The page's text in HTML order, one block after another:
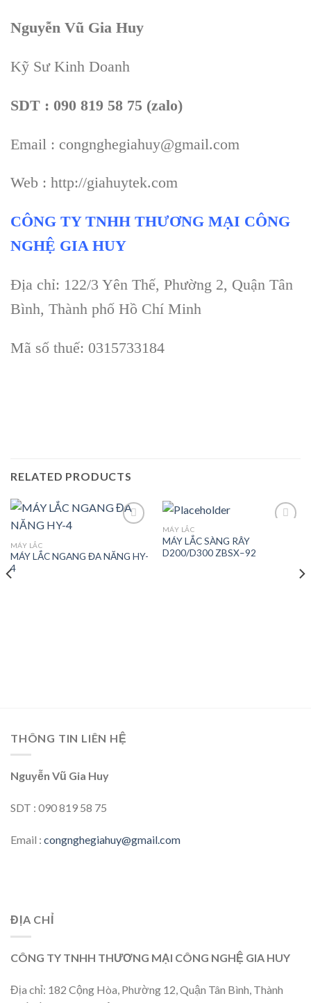
Nguyễn Vũ Gia Huy
Kỹ Sư Kinh Doanh
SDT : 090 819 58 75 (zalo)
Email : congnghegiahuy@gmail.com
Web : http://giahuytek.com
CÔNG TY TNHH THƯƠNG MẠI CÔNG
NGHỆ GIA HUY
Địa chỉ: 122/3 Yên Thế, Phường 2, Quận Tân
Bình, Thành phố Hồ Chí Minh
Mã số thuế: 0315733184
RELATED PRODUCTS
Add to
MÁY LẮC
MÁY LẮC NGANG ĐA NĂNG HY-
4
MÁY LẮC
MÁY LẮC SÀNG RÂY
D200/D300 ZBSX–92
THÔNG TIN LIÊN HỆ
Nguyễn Vũ Gia Huy
SDT : 090 819 58 75
Email : congnghegiahuy@gmail.com
ĐỊA CHỈ
CÔNG TY TNHH THƯƠNG MẠI CÔNG NGHỆ GIA HUY
Địa chỉ: 182 Cộng Hòa, Phường 12, Quận Tân Bình, Thành